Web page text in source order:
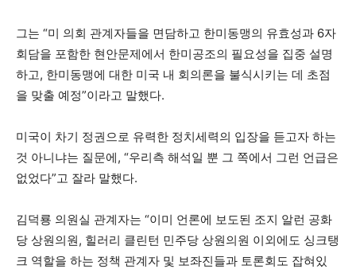
그는 “미 의회 관계자들을 면담하고 한미동맹의 유효성과 6자
회담을 포함한 현안문제에서 한미공조의 필요성을 집중 설명
하고, 한미동맹에 대한 미국 내 회의론을 불식시키는 데 초점
을 맞출 예정”이라고 말했다.
미국이 차기 정권으로 유력한 정치세력의 입장을 듣고자 하는
것 아니냐는 질문에, “우리측 해석일 뿐 그 쪽에서 그런 언급은
없었다”고 잘라 말했다.
김덕룡 의원실 관계자는 “이미 언론에 보도된 조지 알런 공화
당 상원의원, 힐러리 클린턴 민주당 상원의원 이외에도 싱크탱
크 역할을 하는 정책 관계자 및 보좌진들과 토론회도 잡혀있